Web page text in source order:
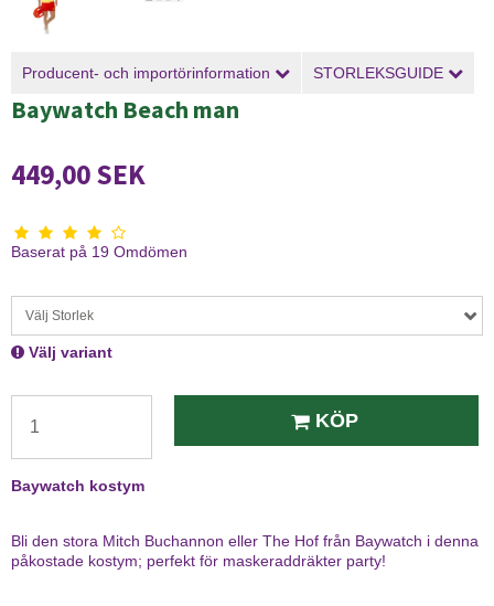
Producent- och importörinformation STORLEKSGUIDE
Baywatch Beach man
449,00 SEK
Baserat på 19 Omdömen
Välj Storlek
Välj variant
KÖP
Baywatch kostym
Bli den stora Mitch Buchannon eller The Hof från Baywatch i denna
påkostade kostym; perfekt för maskeraddräkter party!